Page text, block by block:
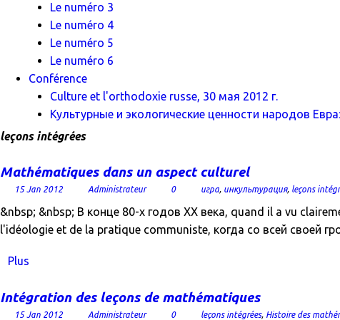
Le numéro 3
Le numéro 4
Le numéro 5
Le numéro 6
Conférence
Culture et l'orthodoxie russe, 30 мая 2012 г.
Культурные и экологические ценности народов
leçons intégrées
Mathématiques dans un aspect culturel
15 Jan 2012 Administrateur 0 игра, инкультурация, leçons
&nbsp; &nbsp; В конце 80-х годов ХХ века, quand il a vu
l'idéologie et de la pratique communiste, когда со всей своей
Plus
Intégration des leçons de mathématiques
15 Jan 2012 Administrateur 0 leçons intégrées, Histoire des